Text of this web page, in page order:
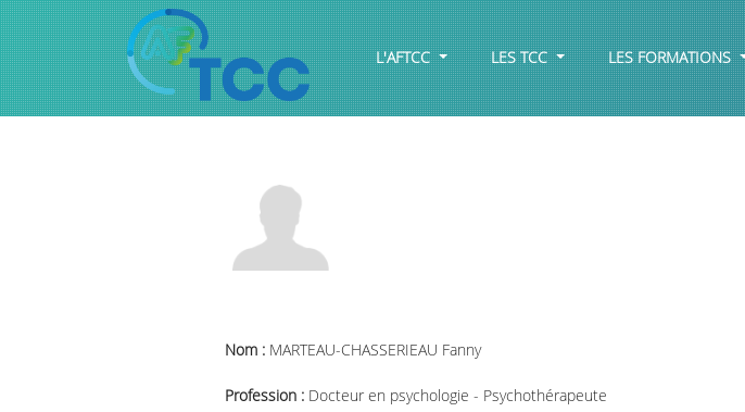
L'AFTCC LES TCC LES FORMATIONS
Nom : MARTEAU-CHASSERIEAU Fanny
Profession : Docteur en psychologie - Psychothérapeute